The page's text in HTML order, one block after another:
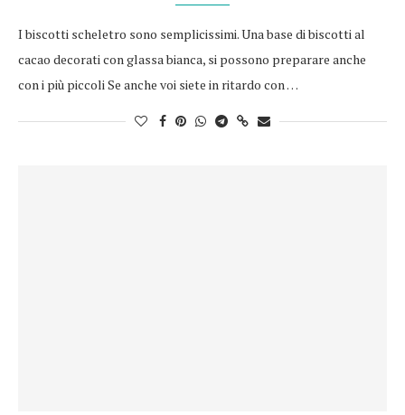
I biscotti scheletro sono semplicissimi. Una base di biscotti al
cacao decorati con glassa bianca, si possono preparare anche
con i più piccoli Se anche voi siete in ritardo con …